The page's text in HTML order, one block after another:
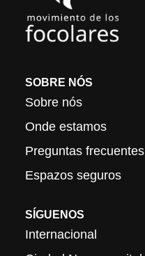
SOBRE NÓS
Sobre nós
Onde estamos
Preguntas frecuentes
Espazos seguros
SÍGUENOS
Internacional